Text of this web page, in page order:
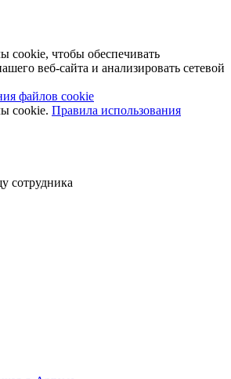
cookie, чтобы обеспечивать
веб-сайта и анализировать сетевой
файлов cookie
cookie. Правила использования
сотрудника